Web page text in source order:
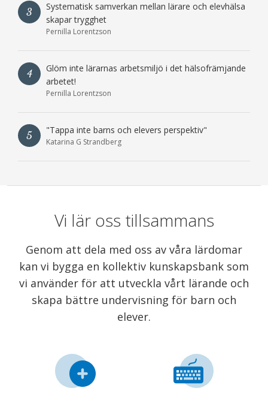
3
Systematisk samverkan mellan lärare och elevhälsa
skapar trygghet
Pernilla Lorentzson
4
Glöm inte lärarnas arbetsmiljö i det hälsofrämjande
arbetet!
Pernilla Lorentzson
5 "Tappa inte barns och elevers perspektiv"
Katarina G Strandberg
Vi lär oss tillsammans
Genom att dela med oss av våra lärdomar
kan vi bygga en kollektiv kunskapsbank som
vi använder för att utveckla vårt lärande och
skapa bättre undervisning för barn och
elever.